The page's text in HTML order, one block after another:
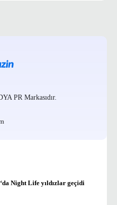
PR Markasıdır.
Chesme Lounge ‘da Night Life yıldızlar geçidi